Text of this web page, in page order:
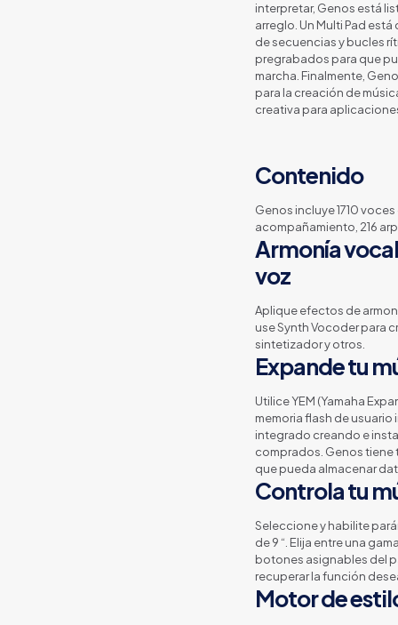
interpretar, Genos está
arreglo. Un Multi Pad
de secuencias y bucles
pregrabados para que
marcha. Finalmente,
para la creación de
creativa para
Contenido
Genos incluye 1710
acompañamiento, 216
Armonía
voz
Aplique efectos de
use Synth Vocoder para
sintetizador y otros.
Expande tu
Utilice YEM (Yamaha
memoria flash de
integrado creando e
comprados. Genos tiene
que pueda almacenar
Controla tu
Seleccione y habilite
de 9 “. Elija entre una
botones asignables del
recuperar la función
Motor de